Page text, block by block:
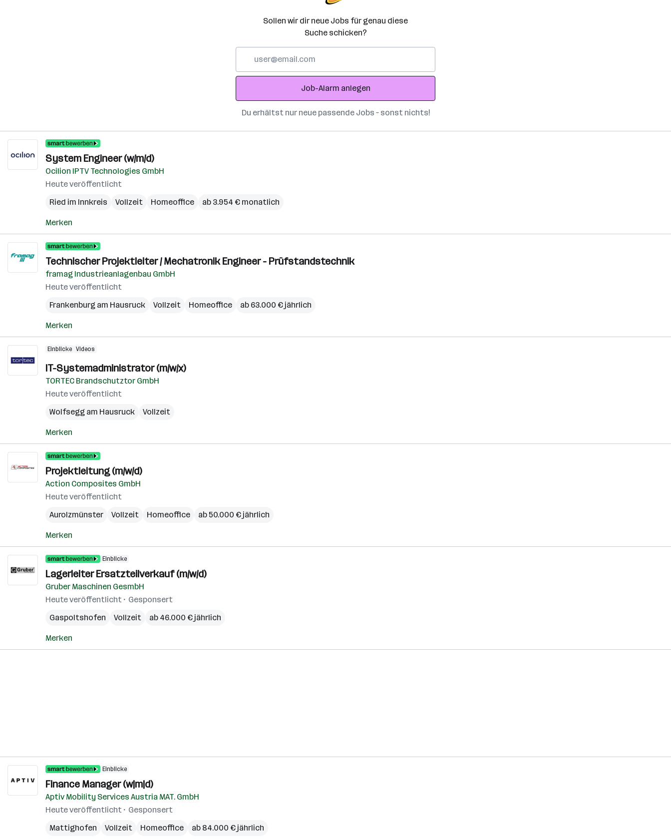
Sollen wir dir neue Jobs für genau diese
Suche schicken?
Adresse
Job-Alarm anlegen
Du erhältst nur neue passende Jobs – sonst nichts!
System Engineer (w/m/d)
Ocilion IPTV Technologies GmbH
Heute veröffentlicht
Ried im Innkreis
Vollzeit Homeoffice ab 3.954 € monatlich
Merken
Technischer Projektleiter / Mechatronik Engineer - Prüfstandstechnik
framag Industrieanlagenbau GmbH
Heute veröffentlicht
Frankenburg am Hausruck
Vollzeit Homeoffice ab 63.000 € jährlich
Merken
Einblicke Videos
IT-Systemadministrator (m/w/x)
TORTEC Brandschutztor GmbH
Heute veröffentlicht
Wolfsegg am Hausruck
Vollzeit
Merken
Projektleitung (m/w/d)
Action Composites GmbH
Heute veröffentlicht
Aurolzmünster
Vollzeit Homeoffice ab 50.000 € jährlich
Merken
Einblicke
Lagerleiter Ersatzteilverkauf (m/w/d)
Gruber Maschinen GesmbH
Heute veröffentlicht
Gesponsert
Gaspoltshofen
Vollzeit ab 46.000 € jährlich
Merken
Einblicke
Finance Manager (w|m|d)
Aptiv Mobility Services Austria MAT. GmbH
Heute veröffentlicht
Gesponsert
Mattighofen
Vollzeit Homeoffice ab 84.000 € jährlich